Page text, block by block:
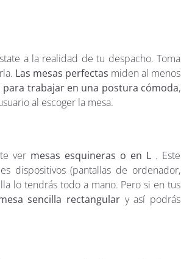
a la realidad de tu despacho. Toma
Las mesas perfectas miden al menos
para trabajar en una postura cómoda,
al escoger la mesa.
ver mesas esquineras o en L . Este
dispositivos (pantallas de ordenador,
lo tendrás todo a mano. Pero si en tus
sencilla rectangular y así podrás